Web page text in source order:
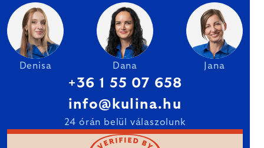
Denisa Dana Jana
+36 1 55 07 658
info@kulina.hu
24 órán belül válaszolunk